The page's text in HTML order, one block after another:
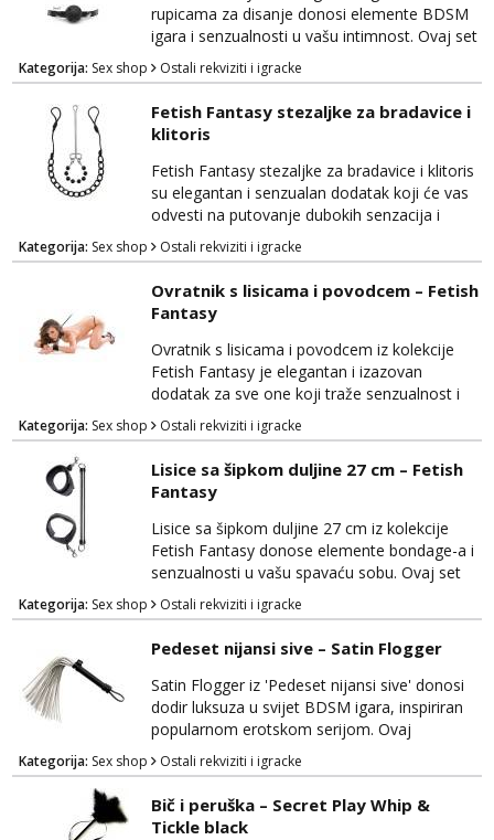
sadrže feromone...
rupicama za disanje donosi elemente BDSM
igara i senzualnosti u vašu intimnost. Ovaj set
pruža duboko zadovoljstvo i istraživanje
dominacije i podložnosti na siguran i uzbudljiv
način. Ball gag je izrađen od visokokvalitetnog
materijala koji je siguran za tijelo i pruža
udobnost tijekom nošenja. Kugla s rupicama
za disanje omogućuje podložnoj strani da...
Kategorija: Sex shop Ostali rekviziti i igracke
Fetish Fantasy stezaljke za bradavice i
klitoris
Fetish Fantasy stezaljke za bradavice i klitoris
su elegantan i senzualan dodatak koji će vas
odvesti na putovanje dubokih senzacija i
uzbuđenja. Ovaj set omogućava vam da
istražujete nove razine uživanja i strasti u
svojim intimnim trenucima. Stezaljke su
izrađene od visokokvalitetnog materijala koji
je siguran za tijelo i nježan na dodir, pružajući
udobnost tijekom korištenja. One su dizajnir...
Kategorija: Sex shop Ostali rekviziti i igracke
Ovratnik s lisicama i povodcem – Fetish
Fantasy
Ovratnik s lisicama i povodcem iz kolekcije
Fetish Fantasy je elegantan i izazovan
dodatak za sve one koji traže senzualnost i
dominaciju u svojim intimnim trenucima. Ovaj
set omogućuje vam da istražite svijet BDSM-
a i pruža vam priliku za dominaciju ili predaju,
ovisno o vašim sklonostima. Ovratnik je
izrađen od visokokvalitetnog materijala koji je
siguran za tijelo i udoban za nošenje. Prilag...
Kategorija: Sex shop Ostali rekviziti i igracke
Lisice sa šipkom duljine 27 cm – Fetish
Fantasy
Lisice sa šipkom duljine 27 cm iz kolekcije
Fetish Fantasy donose elemente bondage-a i
senzualnosti u vašu spavaću sobu. Ovaj set
omogućava vam da istražujete igre sa
strašću, pružajući vam mogućnost za
dominaciju ili predaju. Lisice su izrađene od
visokokvalitetnog materijala koji je siguran za
tijelo i udoban za nošenje. Prilagodljive su za
različite veličine zgloba, osiguravajući
sigurnost i...
Kategorija: Sex shop Ostali rekviziti i igracke
Pedeset nijansi sive – Satin Flogger
Satin Flogger iz 'Pedeset nijansi sive' donosi
dodir luksuza u svijet BDSM igara, inspiriran
popularnom erotskom serijom. Ovaj
elegantan bič izrađen je kako bi pružio
senzualno iskustvo dominacije i podložnosti.
Satin Flogger je izrađen od visokokvalitetnog
materijala s mekim trakama koje pružaju
Kategorija: Sex shop Ostali rekviziti i igracke
Bič i peruška – Secret Play Whip &
Tickle black